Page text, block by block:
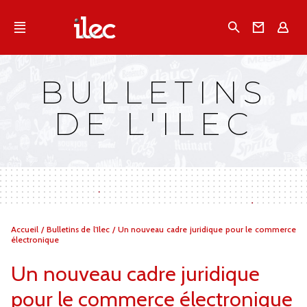
Qu'est-ce que l’Ilec
Campagnes multimarques
Dans la presse
BULLETINS
DE L'ILEC
Vous
êtes
Accueil / Bulletins de l'Ilec / Un nouveau cadre juridique pour le commerce
électronique
Un nouveau cadre juridique
pour le commerce électronique